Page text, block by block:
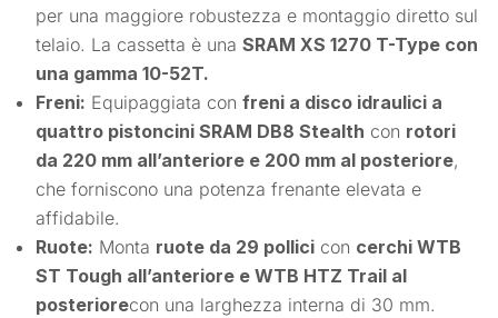
per una maggiore robustezza e montaggio diretto sul
telaio. La cassetta è unaSRAM XS 1270 T-Type con
una gamma 10-52T.
Freni: Equipaggiata confreni a disco idraulici a
quattro pistoncini SRAM DB8 Stealth con rotori
da 220 mm all’anteriore e 200 mm al posteriore,
che forniscono una potenza frenante elevata e
affidabile.
Ruote: Monta ruote da 29 pollici con cerchi WTB
ST Tough all’anteriore e WTB HTZ Trail al
posteriorecon una larghezza interna di 30 mm.